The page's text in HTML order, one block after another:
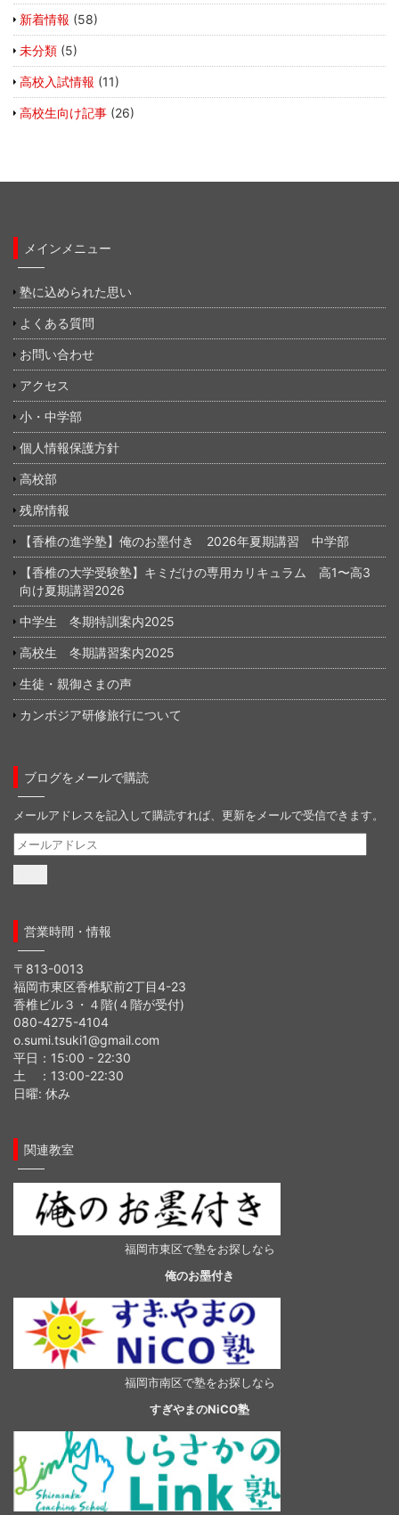
新着情報 (58)
未分類 (5)
高校入試情報 (11)
高校生向け記事 (26)
メインメニュー
塾に込められた思い
よくある質問
お問い合わせ
アクセス
小・中学部
個人情報保護方針
高校部
残席情報
【香椎の進学塾】俺のお墨付き 2026年夏期講習 中学部
【香椎の大学受験塾】キミだけの専用カリキュラム 高1〜高3
向け夏期講習2026
中学生 冬期特訓案内2025
高校生 冬期講習案内2025
生徒・親御さまの声
カンボジア研修旅行について
ブログをメールで購読
メールアドレスを記入して購読すれば、更新をメールで受信できます。
メ
ー
レ
ス
営業時間・情報
〒813-0013
福岡市東区香椎駅前2丁目4-23
香椎ビル３・４階(４階が受付)
080-4275-4104
o.sumi.tsuki1@gmail.com
平日：15:00 - 22:30
土 ：13:00-22:30
日曜: 休み
関連教室
福岡市東区で塾をお探しなら
俺のお墨付き
福岡市南区で塾をお探しなら
すぎやまのNiCO塾